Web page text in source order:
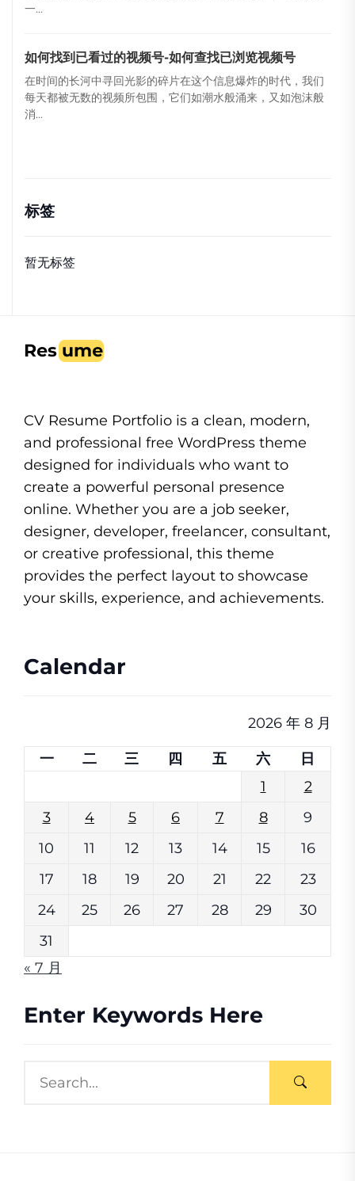
一...
如何找到已看过的视频号-如何查找已浏览视频号
在时间的长河中寻回光影的碎片在这个信息爆炸的时代，我们
每天都被无数的视频所包围，它们如潮水般涌来，又如泡沫般
消...
标签
暂无标签
CV Resume Portfolio is a clean, modern,
and professional free WordPress theme
designed for individuals who want to
create a powerful personal presence
online. Whether you are a job seeker,
designer, developer, freelancer, consultant,
or creative professional, this theme
provides the perfect layout to showcase
your skills, experience, and achievements.
Calendar
2026 年 8 月
一 二 三 四 五 六
日
1
2
3
4 5 6 7 8
9
10
11 12 13 14 15
16
17
18 19 20 21 22
23
24
25 26 27 28 29
30
31
« 7 月
Enter Keywords Here